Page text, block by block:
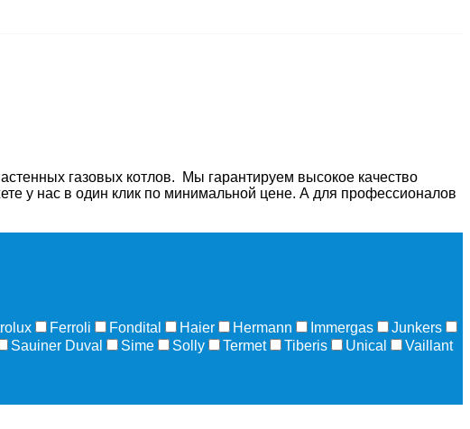
газовых котлов. Мы гарантируем высокое качество
у нас в один клик по минимальной цене. А для профессионалов
Ferroli Fondital Haier Hermann Immergas
Junkers
Sauiner Duval Sime Solly Termet Tiberis Unical
Vaillant